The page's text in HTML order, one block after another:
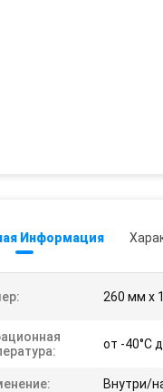
Информация
260 мм х
от -40°C
Внутри/